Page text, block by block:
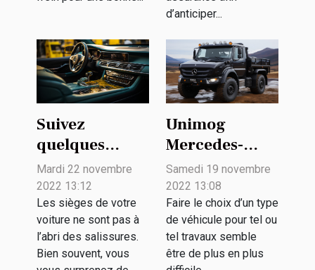
d’anticiper...
Suivez
quelques
conseils
pratiques pour
le nettoyage de
votre véhicule
Mardi 22 novembre
2022 13:12
Les sièges de votre
voiture ne sont pas à
l’abri des salissures.
Bien souvent, vous
Unimog
Mercedes-
Benz :
pourquoi le
préférer ?
Samedi 19 novembre
2022 13:08
Faire le choix d’un type
de véhicule pour tel ou
tel travaux semble
être de plus en plus